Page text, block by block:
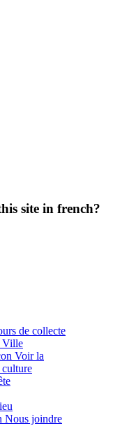
site in french?
de collecte
Ville
Voir la
culture
Nous joindre